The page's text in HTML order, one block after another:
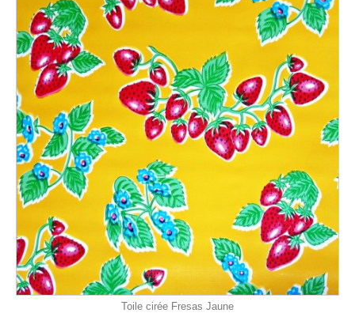
Toile cirée Fresas Jaune